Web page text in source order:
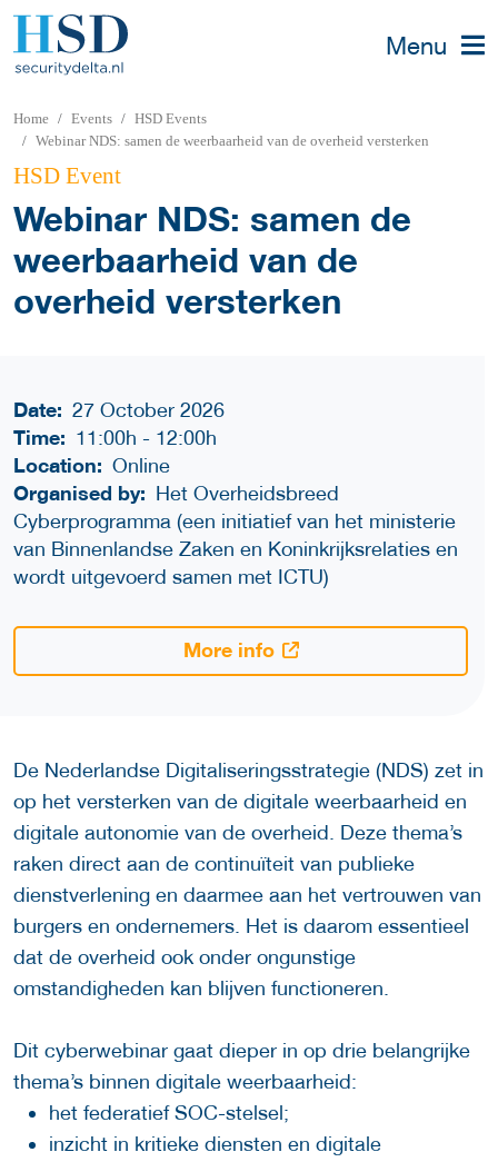
Menu
Home Events
HSD Events
Webinar NDS: samen de weerbaarheid van de overheid versterken
HSD Event
Webinar NDS: samen de
weerbaarheid van de
overheid versterken
Date: 27 October 2026
Time: 11:00h- 12:00h
Location: Online
Organised by: Het Overheidsbreed
Cyberprogramma (een initiatief van het ministerie
van Binnenlandse Zaken en Koninkrijksrelaties en
wordt uitgevoerd samen met ICTU)
More info
De Nederlandse Digitaliseringsstrategie (NDS) zet in
op het versterken van de digitale weerbaarheid en
digitale autonomie van de overheid. Deze thema’s
raken direct aan de continuïteit van publieke
dienstverlening en daarmee aan het vertrouwen van
burgers en ondernemers. Het is daarom essentieel
dat de overheid ook onder ongunstige
omstandigheden kan blijven functioneren.
Dit cyberwebinar gaat dieper in op drie belangrijke
thema’s binnen digitale weerbaarheid:
het federatief SOC-stelsel;
inzicht in kritieke diensten en digitale